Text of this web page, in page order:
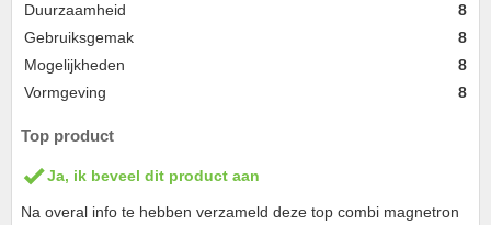
Duurzaamheid
8
Gebruiksgemak
8
Mogelijkheden
8
Vormgeving
8
Top product
Ja, ik beveel dit product aan
Na overal info te hebben verzameld deze top combi magnetron